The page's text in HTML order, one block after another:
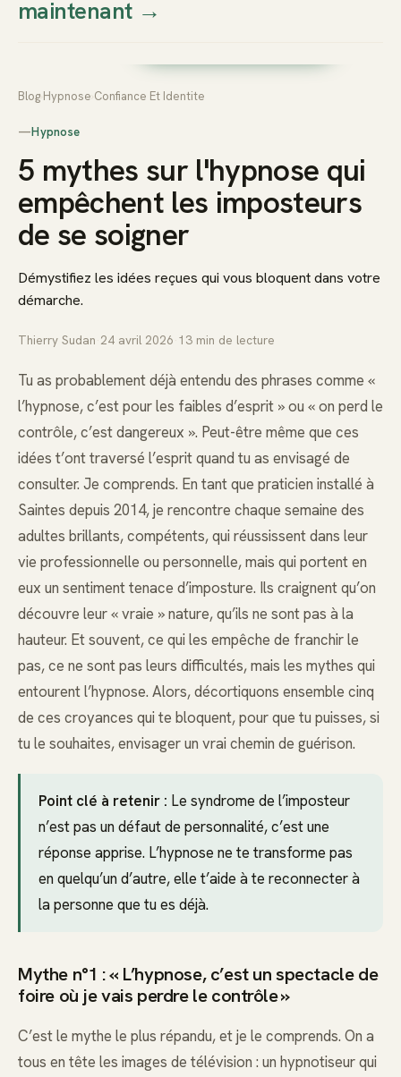
Thierry
Prendre rendez-vous dès
maintenant→
Blog Hypnose Confiance Et Identite
—Hypnose
5 mythes sur l'hypnose qui
empêchent les imposteurs
de se soigner
Démystifiez les idées reçues qui vous bloquent dans votre
démarche.
Thierry Sudan 24 avril 2026 13 min de lecture
Tu as probablement déjà entendu des phrases comme «
l’hypnose, c’est pour les faibles d’esprit » ou « on perd le
contrôle, c’est dangereux ». Peut-être même que ces
idées t’ont traversé l’esprit quand tu as envisagé de
consulter. Je comprends. En tant que praticien installé à
Saintes depuis 2014, je rencontre chaque semaine des
adultes brillants, compétents, qui réussissent dans leur
vie professionnelle ou personnelle, mais qui portent en
eux un sentiment tenace d’imposture. Ils craignent qu’on
découvre leur « vraie » nature, qu’ils ne sont pas à la
hauteur. Et souvent, ce qui les empêche de franchir le
pas, ce ne sont pas leurs difficultés, mais les mythes qui
entourent l’hypnose. Alors, décortiquons ensemble cinq
de ces croyances qui te bloquent, pour que tu puisses, si
tu le souhaites, envisager un vrai chemin de guérison.
Point clé à retenir : Le syndrome de l’imposteur
n’est pas un défaut de personnalité, c’est une
réponse apprise. L’hypnose ne te transforme pas
en quelqu’un d’autre, elle t’aide à te reconnecter à
la personne que tu es déjà.
Mythe n°1 : « L’hypnose, c’est un spectacle de
foire où je vais perdre le contrôle »
C’est le mythe le plus répandu, et je le comprends. On a
tous en tête les images de télévision : un hypnotiseur qui